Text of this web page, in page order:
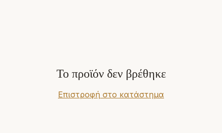
Το προϊόν δεν βρέθηκε
Επιστροφή στο κατάστημα